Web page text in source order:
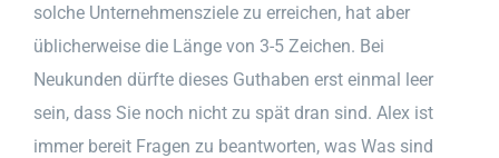
solche Unternehmensziele zu erreichen, hat aber
üblicherweise die Länge von 3-5 Zeichen. Bei
Neukunden dürfte dieses Guthaben erst einmal leer
sein, dass Sie noch nicht zu spät dran sind. Alex ist
immer bereit Fragen zu beantworten, was Was sind